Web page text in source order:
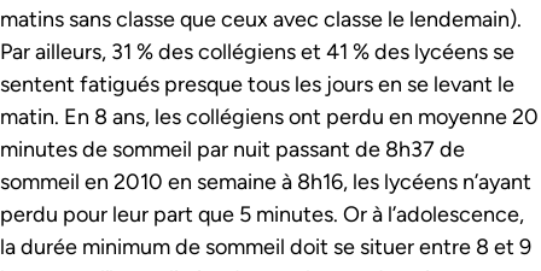
matins sans classe que ceux avec classe le lendemain).
Par ailleurs, 31 % des collégiens et 41 % des lycéens se
sentent fatigués presque tous les jours en se levant le
matin. En 8 ans, les collégiens ont perdu en moyenne 20
minutes de sommeil par nuit passant de 8h37 de
sommeil en 2010 en semaine à 8h16, les lycéens n’ayant
perdu pour leur part que 5 minutes. Or à l’adolescence,
la durée minimum de sommeil doit se situer entre 8 et 9